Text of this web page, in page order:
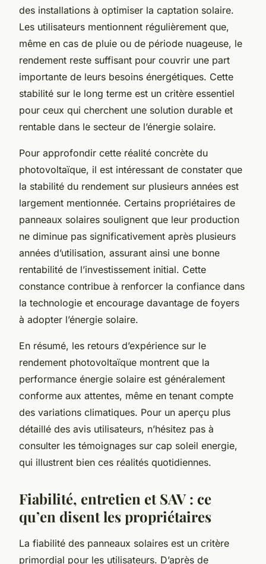
des installations à optimiser la captation solaire.
Les utilisateurs mentionnent régulièrement que,
même en cas de pluie ou de période nuageuse, le
rendement reste suffisant pour couvrir une part
importante de leurs besoins énergétiques. Cette
stabilité sur le long terme est un critère essentiel
pour ceux qui cherchent une solution durable et
rentable dans le secteur de l’énergie solaire.
Pour approfondir cette réalité concrète du
photovoltaïque, il est intéressant de constater que
la stabilité du rendement sur plusieurs années est
largement mentionnée. Certains propriétaires de
panneaux solaires soulignent que leur production
ne diminue pas significativement après plusieurs
années d’utilisation, assurant ainsi une bonne
rentabilité de l’investissement initial. Cette
constance contribue à renforcer la confiance dans
la technologie et encourage davantage de foyers
à adopter l’énergie solaire.
En résumé, les retours d’expérience sur le
rendement photovoltaïque montrent que la
performance énergie solaire est généralement
conforme aux attentes, même en tenant compte
des variations climatiques. Pour un aperçu plus
détaillé des avis utilisateurs, n’hésitez pas à
consulter les témoignages sur cap soleil energie,
qui illustrent bien ces réalités quotidiennes.
Fiabilité, entretien et SAV : ce
qu’en disent les propriétaires
La fiabilité des panneaux solaires est un critère
primordial pour les utilisateurs. D’après de